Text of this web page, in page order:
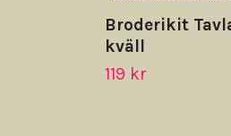
Broderikit
kväll
119 kr